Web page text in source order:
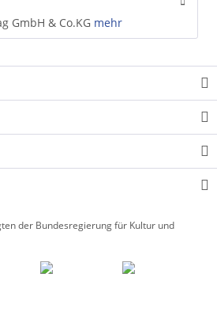
GmbH & Co.KG mehr
der Bundesregierung für Kultur und